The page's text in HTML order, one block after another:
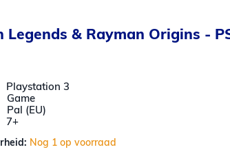
Legends & Rayman Origins -
3
(EU)
Nog 1 op voorraad